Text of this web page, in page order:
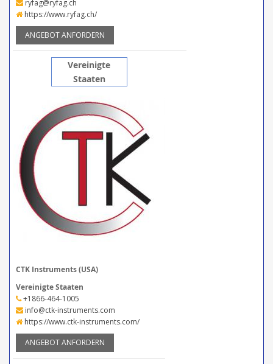
ryfag@ryfag.ch
https://www.ryfag.ch/
ANGEBOT ANFORDERN
Vereinigte
Staaten
CTK Instruments (USA)
Vereinigte Staaten
+1866-464-1005
info@ctk-instruments.com
https://www.ctk-instruments.com/
ANGEBOT ANFORDERN